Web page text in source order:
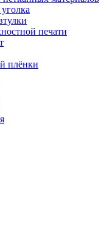
печати
плёнки